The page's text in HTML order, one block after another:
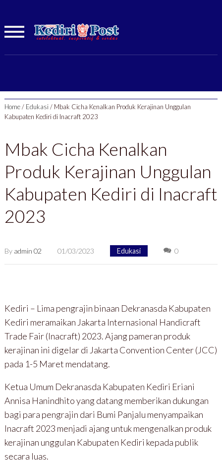
Home/ Edukasi / Mbak Cicha Kenalkan Produk Kerajinan Unggulan
Kabupaten Kediri di Inacraft 2023
Mbak Cicha Kenalkan
Produk Kerajinan Unggulan
Kabupaten Kediri di Inacraft
2023
By admin 02 01/03/2023 Edukasi 0
Kediri – Lima pengrajin binaan Dekranasda Kabupaten
Kediri meramaikan Jakarta Internasional Handicraft
Trade Fair (Inacraft) 2023. Ajang pameran produk
kerajinan ini digelar di Jakarta Convention Center (JCC)
pada 1-5 Maret mendatang.
Ketua Umum Dekranasda Kabupaten Kediri Eriani
Annisa Hanindhito yang datang memberikan dukungan
bagi para pengrajin dari Bumi Panjalu menyampaikan
Inacraft 2023 menjadi ajang untuk mengenalkan produk
kerajinan unggulan Kabupaten Kediri kepada publik
secara luas.